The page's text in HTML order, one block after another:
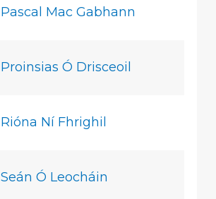
Pascal Mac Gabhann
Proinsias Ó Drisceoil
Rióna Ní Fhrighil
Seán Ó Leocháin